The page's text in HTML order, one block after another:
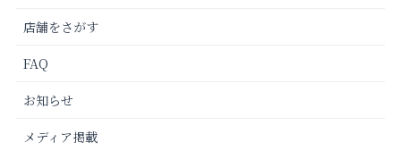
店舗をさがす
FAQ
お知らせ
メディア掲載